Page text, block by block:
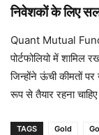
निवेशकों के लिए
Quant Mutual
पोर्टफोलियो में शामिल
जिन्होंने ऊंची कीमतों पर
रूप से तैयार रहना
TAGS Gold